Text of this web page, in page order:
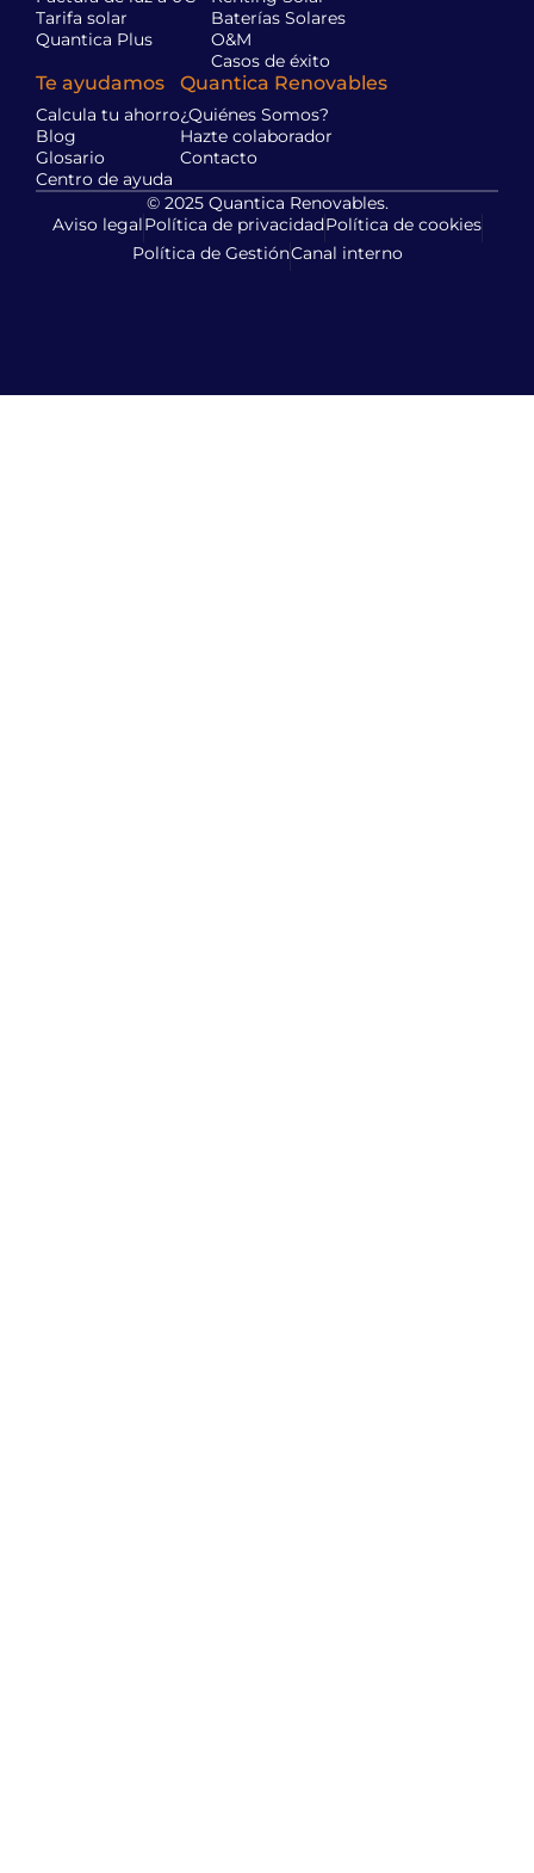
Tarifa solar
Quantica Plus
Baterías Solares
O&M
Casos de éxito
Te ayudamos
Calcula tu ahorro
Blog
Glosario
Centro de ayuda
Quantica Renovables
¿Quiénes Somos?
Hazte colaborador
Contacto
© 2025 Quantica Renovables.
Aviso legalPolítica de privacidadPolítica de cookies
Política de GestiónCanal interno